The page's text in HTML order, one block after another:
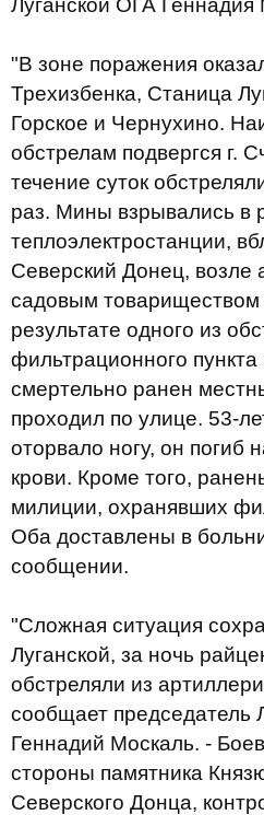
Луганской ОГА Геннадия
"В зоне поражения
Трехизбенка, Станица
Горское и Чернухино.
обстрелам подвергся г.
течение суток
раз. Мины взрывались в
теплоэлектростанции,
Северский Донец, возле
садовым товариществом
результате одного из
фильтрационного пункта
смертельно ранен
проходил по улице. 53-
оторвало ногу, он погиб
крови. Кроме того,
милиции, охранявших
Оба доставлены в
сообщении.
"Сложная ситуация
Луганской, за ночь
обстреляли из
сообщает председатель
Геннадий Москаль. -
стороны памятника
Северского Донца,